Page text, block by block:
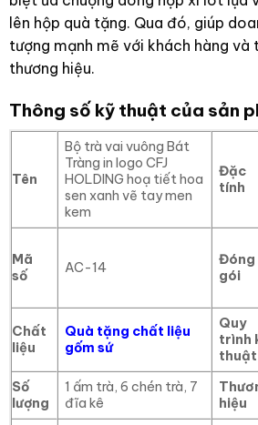
lên hộp quà tặng. Qua đó, giúp
tượng mạnh mẽ với khách hàng và
thương hiệu.
Thông số kỹ thuật của sản
Tên
Bộ trà vai vuông Bát
Tràng in logo CFJ
HOLDING hoạ tiết hoa
sen xanh vẽ tay men
kem
Đặc
tính
Mã
số
AC-14
Đóng
gói
Chất
liệu
Quà tặng chất liệu
gốm sứ
Quy
trình
thuật
Số
lượng
1 ấm trà, 6 chén trà, 7
đĩa kê
hiệu